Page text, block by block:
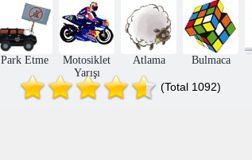
Dünya Kupası
2020 Futbol
Park Etme
Motosiklet
Yarışı
Atlama Bulmaca
(Total 1092)